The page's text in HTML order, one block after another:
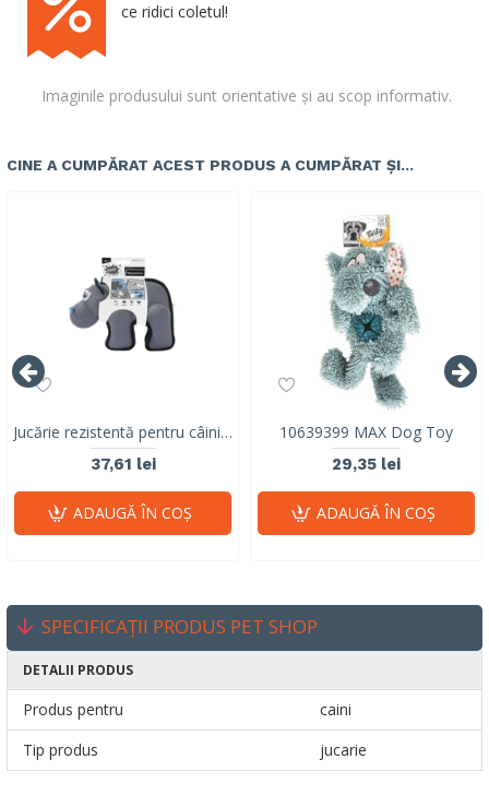
Imaginile produsului sunt orientative și au scop informativ.
ce ridici coletul!
CINE A CUMPĂRAT ACEST PRODUS A CUMPĂRAT ȘI...
Jucărie rezistentă pentru câini M-PETS MEGA Hippopotamus cu squeaker 10671499
37,61 lei
ADAUGĂ ÎN COŞ
10639399 MAX Dog Toy
29,35 lei
ADAUGĂ ÎN COŞ
SPECIFICAȚII PRODUS PET SHOP
DETALII PRODUS
Produs pentru
caini
Tip produs
jucarie